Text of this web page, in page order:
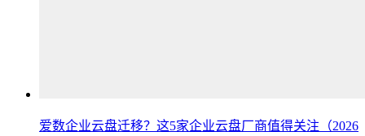
爱数企业云盘迁移？这5家企业云盘厂商值得关注（2026